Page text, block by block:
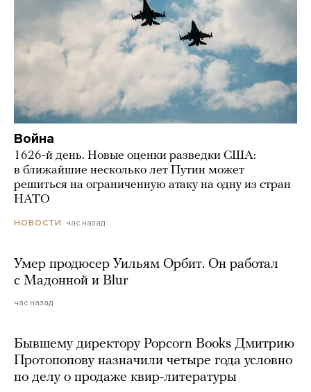
Война
1626-й день. Новые оценки разведки США:
в ближайшие несколько лет Путин может
решиться на ограниченную атаку на одну из стран
НАТО
НОВОСТИ час назад
Умер продюсер Уильям Орбит. Он работал
с Мадонной и Blur
час назад
Бывшему директору Popcorn Books Дмитрию
Протопопову назначили четыре года условно
по делу о продаже квир-литературы